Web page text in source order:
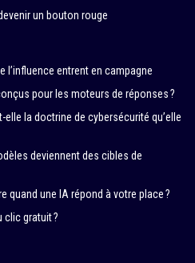
un bouton rouge
l’influence entrent en campagne
pour les moteurs de réponses ?
elle la doctrine de cybersécurité qu’elle
deviennent des cibles de
quand une IA répond à votre place ?
clic gratuit ?